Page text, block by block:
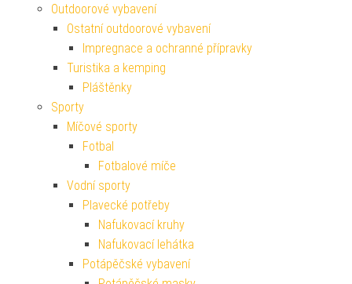
Outdoorové vybavení
Ostatní outdoorové vybavení
Impregnace a ochranné přípravky
Turistika a kemping
Pláštěnky
Sporty
Míčové sporty
Fotbal
Fotbalové míče
Vodní sporty
Plavecké potřeby
Nafukovací kruhy
Nafukovací lehátka
Potápěčské vybavení